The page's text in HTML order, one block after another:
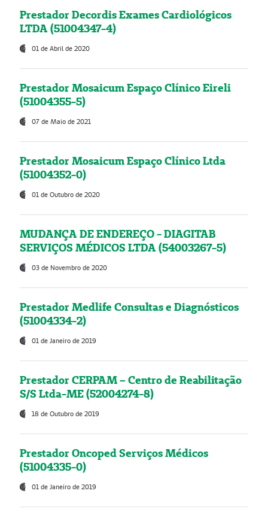
Prestador Decordis Exames Cardiológicos
LTDA (51004347-4)
01 de Abril de 2020
Prestador Mosaicum Espaço Clínico Eireli
(51004355-5)
07 de Maio de 2021
Prestador Mosaicum Espaço Clínico Ltda
(51004352-0)
01 de Outubro de 2020
MUDANÇA DE ENDEREÇO - DIAGITAB
SERVIÇOS MÉDICOS LTDA (54003267-5)
03 de Novembro de 2020
Prestador Medlife Consultas e Diagnósticos
(51004334-2)
01 de Janeiro de 2019
Prestador CERPAM – Centro de Reabilitação
S/S Ltda-ME (52004274-8)
18 de Outubro de 2019
Prestador Oncoped Serviços Médicos
(51004335-0)
01 de Janeiro de 2019